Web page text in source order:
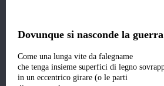
Dovunque si nasconde la
Come una lunga vite da falegname
che tenga insieme superfici di legno
in un eccentrico girare (o le parti